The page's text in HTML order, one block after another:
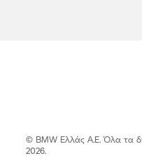
© BMW Ελλάς Α.Ε. Όλα τα
2026.